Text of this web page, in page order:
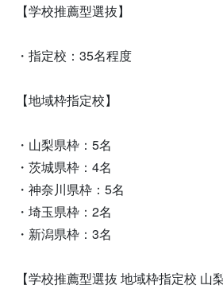
【学校推薦型選抜】
・指定校：35名程度
【地域枠指定校】
・山梨県枠：5名
・茨城県枠：4名
・神奈川県枠：5名
・埼玉県枠：2名
・新潟県枠：3名
【学校推薦型選抜 地域枠指定校 山